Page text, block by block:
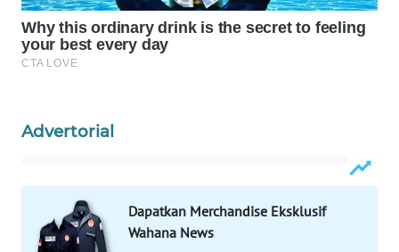
Advertorial
Dapatkan Merchandise Eksklusif
Wahana News
WAHANANEWS
CO ID
WAHANA
WAHANA
UMKM